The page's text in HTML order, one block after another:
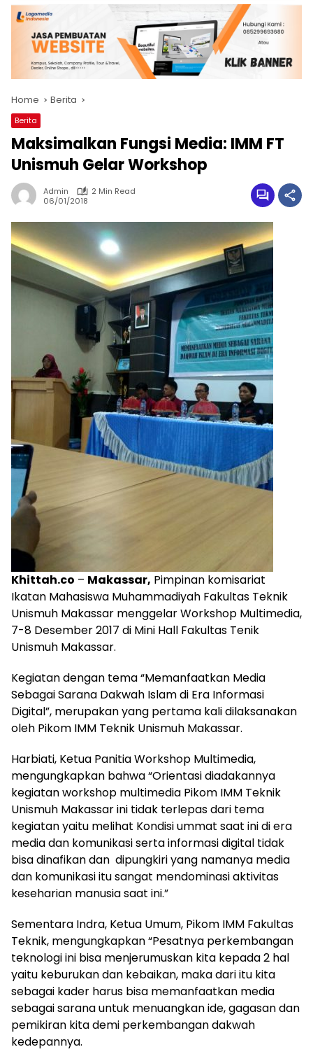
Home Berita
Berita
Maksimalkan Fungsi Media: IMM FT
Unismuh Gelar Workshop
Admin
2 Min Read
06/01/2018
Khittah.co – Makassar, Pimpinan komisariat
Ikatan Mahasiswa Muhammadiyah Fakultas Teknik
Unismuh Makassar menggelar Workshop Multimedia,
7-8 Desember 2017 di Mini Hall Fakultas Tenik
Unismuh Makassar.
Kegiatan dengan tema “Memanfaatkan Media
Sebagai Sarana Dakwah Islam di Era Informasi
Digital”, merupakan yang pertama kali dilaksanakan
oleh Pikom IMM Teknik Unismuh Makassar.
Harbiati, Ketua Panitia Workshop Multimedia,
mengungkapkan bahwa “Orientasi diadakannya
kegiatan workshop multimedia Pikom IMM Teknik
Unismuh Makassar ini tidak terlepas dari tema
kegiatan yaitu melihat Kondisi ummat saat ini di era
media dan komunikasi serta informasi digital tidak
bisa dinafikan dan dipungkiri yang namanya media
dan komunikasi itu sangat mendominasi aktivitas
keseharian manusia saat ini.”
Sementara Indra, Ketua Umum, Pikom IMM Fakultas
Teknik, mengungkapkan “Pesatnya perkembangan
teknologi ini bisa menjerumuskan kita kepada 2 hal
yaitu keburukan dan kebaikan, maka dari itu kita
sebagai kader harus bisa memanfaatkan media
sebagai sarana untuk menuangkan ide, gagasan dan
pemikiran kita demi perkembangan dakwah
kedepannya.